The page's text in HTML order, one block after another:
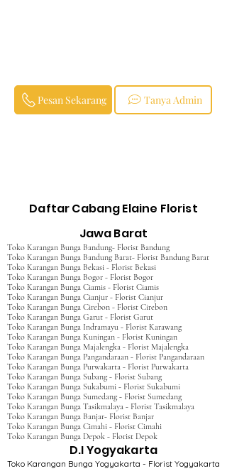
Tanya Admin
Pesan Sekarang
Daftar Cabang Elaine Florist
Jawa Barat
Toko Karangan Bunga Bandung- Florist Bandung
Toko Karangan Bunga Bandung Barat- Florist Bandung Barat
Toko Karangan Bunga Bekasi - Florist Bekasi
Toko Karangan Bunga Bogor - Florist Bogor
Toko Karangan Bunga Ciamis - Florist Ciamis
Toko Karangan Bunga Cianjur - Florist Cianjur
Toko Karangan Bunga Cirebon - Florist Cirebon
Toko Karangan Bunga Garut - Florist Garut
Toko Karangan Bunga Indramayu - Florist Karawang
Toko Karangan Bunga Kuningan - Florist Kuningan
Toko Karangan Bunga Majalengka - Florist Majalengka
Toko Karangan Bunga Pangandaraan - Florist Pangandaraan
Toko Karangan Bunga Purwakarta - Florist Purwakarta
Toko Karangan Bunga Subang - Florist Subang
Toko Karangan Bunga Sukabumi - Florist Sukabumi
Toko Karangan Bunga Sumedang - Florist Sumedang
Toko Karangan Bunga Tasikmalaya - Florist Tasikmalaya
Toko Karangan Bunga Banjar- Florist Banjar
Toko Karangan Bunga Cimahi - Florist Cimahi
Toko Karangan Bunga Depok - Florist Depok
D.I Yogyakarta
Toko Karangan Bunga Yogyakarta - Florist Yogyakarta